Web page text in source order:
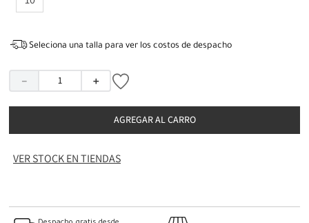
Seleciona una talla para ver los costos de despacho
＋
－
AGREGAR AL CARRO
VER STOCK EN TIENDAS